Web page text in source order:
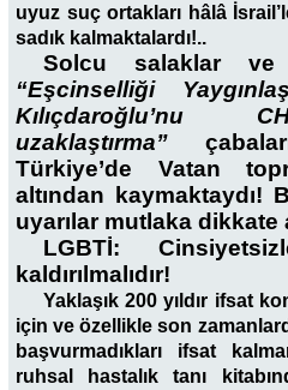
uyuz suç ortakları hâlâ
sadık kalmaktalardı!..
Solcu salaklar ve
“Eşcinselliği
Kılıçdaroğlu’nu
uzaklaştırma”
Türkiye’de Vatan
altından kaymaktaydı!
uyarılar mutlaka dikkate
LGBTİ:
kaldırılmalıdır!
Yaklaşık 200 yıldır ifsat
için ve özellikle son
başvurmadıkları ifsat
ruhsal hastalık tanı